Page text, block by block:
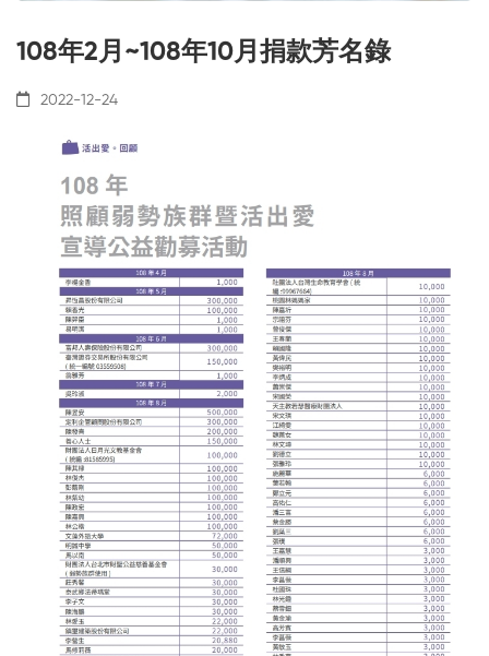
108年2月~108年10月捐款芳名錄
2022-12-24